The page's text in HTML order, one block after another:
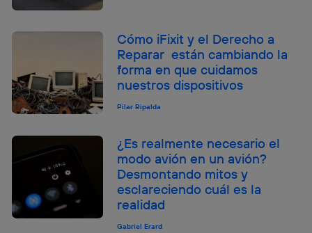
Cómo iFixit y el Derecho a
Reparar están cambiando la
forma en que cuidamos
nuestros dispositivos
Pilar Ripalda
¿Es realmente necesario el
modo avión en un avión?
Desmontando mitos y
esclareciendo cuál es la
realidad
Gabriel Erard